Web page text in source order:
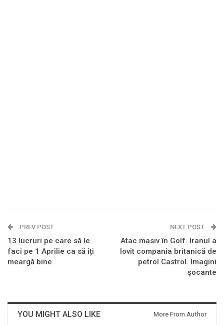
PREV POST
13 lucruri pe care să le
faci pe 1 Aprilie ca să îți
meargă bine
NEXT POST
Atac masiv în Golf. Iranul a
lovit compania britanică de
petrol Castrol. Imagini
şocante
YOU MIGHT ALSO LIKE More From Author